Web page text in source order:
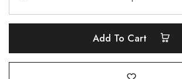
Add To Cart